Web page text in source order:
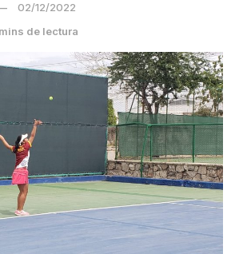
02/12/2022
de lectura